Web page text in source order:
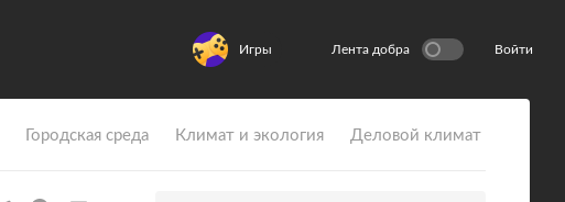
Игры Лента добра Войти
Городская среда Климат и экология Деловой климат